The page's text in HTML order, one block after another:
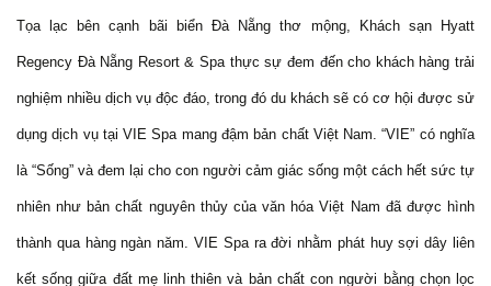
Tọa lạc bên cạnh bãi biển Đà Nẵng thơ mộng, Khách sạn Hyatt
Regency Đà Nẵng Resort & Spa thực sự đem đến cho khách hàng trải
nghiệm nhiều dịch vụ độc đáo, trong đó du khách sẽ có cơ hội được sử
dụng dịch vụ tại VIE Spa mang đậm bản chất Việt Nam. “VIE” có nghĩa
là “Sống” và đem lại cho con người cảm giác sống một cách hết sức tự
nhiên như bản chất nguyên thủy của văn hóa Việt Nam đã được hình
thành qua hàng ngàn năm. VIE Spa ra đời nhằm phát huy sợi dây liên
kết sống giữa đất mẹ linh thiên và bản chất con người bằng chọn lọc